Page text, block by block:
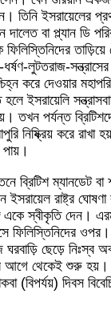
তিনি ইসরায়েলের
দালেত বা প্ল্যান ডি
লুটতরাজ-সন্ত্রাসের
করে দেওয়ার
ইসরায়েলি
তখন পর্যন্ত
নিষ্ক্রিয় করে রাখা
ব্রিটিশ ম্যানডেট
ইসরায়েল রাষ্ট্র
একে স্বীকৃতি দেন।
ফিলিস্তিনিদের ওপর।
ঘরবাড়ি ছেড়ে নিঃস্ব
থেকেই শুরু হয়।
(বিপর্যয়) দিবস